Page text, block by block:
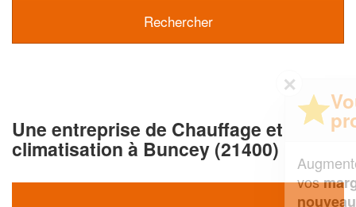
Une entreprise de Chauffage et
climatisation à Buncey (21400)
professionnel ?
Augmentez votrechiffre d'affaireset
vosmargestout en gagnant de